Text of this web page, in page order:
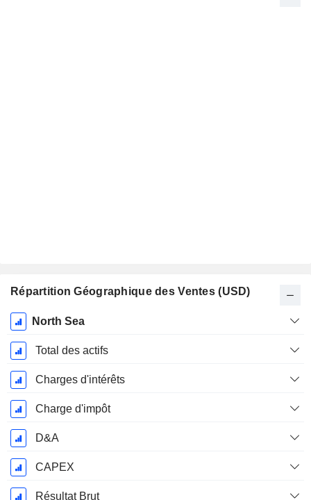
Répartition Géographique des Ventes (USD)
Période
Fiscale:
Décembre
North Sea
Total des actifs
Charges d'intérêts
Charge d'impôt
D&A
CAPEX
Résultat Brut